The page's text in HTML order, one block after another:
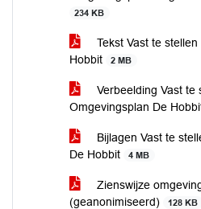
234 KB
Tekst Vast te
Hobbit
2 MB
Verbeelding Vast te
Omgevingsplan De
Bijlagen Vast te
De Hobbit
4 MB
Zienswijze
(geanonimiseerd)
128 KB